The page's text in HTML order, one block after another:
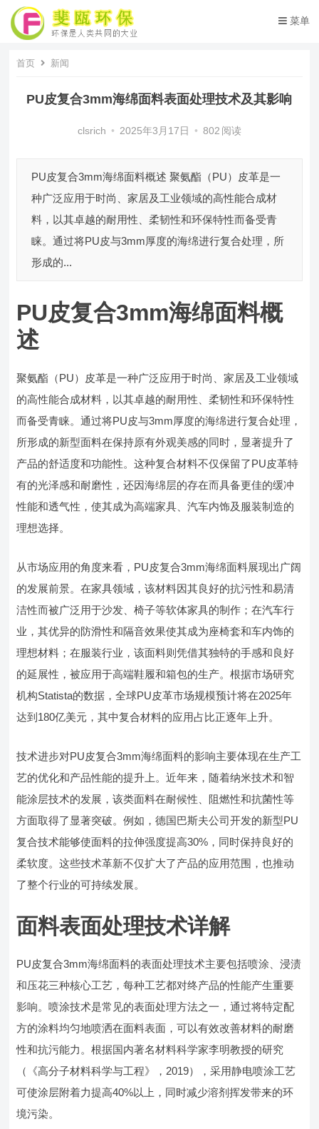
菜单
首页 新闻
PU皮复合3mm海绵面料表面处理技术及其影响
clsrich • 2025年3月17日 • 802 阅读
PU皮复合3mm海绵面料概述 聚氨酯（PU）皮革是一
种广泛应用于时尚、家居及工业领域的高性能合成材
料，以其卓越的耐用性、柔韧性和环保特性而备受青
睐。通过将PU皮与3mm厚度的海绵进行复合处理，所
形成的...
PU皮复合3mm海绵面料概
述
聚氨酯（PU）皮革是一种广泛应用于时尚、家居及工业领域
的高性能合成材料，以其卓越的耐用性、柔韧性和环保特性
而备受青睐。通过将PU皮与3mm厚度的海绵进行复合处理，
所形成的新型面料在保持原有外观美感的同时，显著提升了
产品的舒适度和功能性。这种复合材料不仅保留了PU皮革特
有的光泽感和耐磨性，还因海绵层的存在而具备更佳的缓冲
性能和透气性，使其成为高端家具、汽车内饰及服装制造的
理想选择。
从市场应用的角度来看，PU皮复合3mm海绵面料展现出广阔
的发展前景。在家具领域，该材料因其良好的抗污性和易清
洁性而被广泛用于沙发、椅子等软体家具的制作；在汽车行
业，其优异的防滑性和隔音效果使其成为座椅套和车内饰的
理想材料；在服装行业，该面料则凭借其独特的手感和良好
的延展性，被应用于高端鞋履和箱包的生产。根据市场研究
机构Statista的数据，全球PU皮革市场规模预计将在2025年
达到180亿美元，其中复合材料的应用占比正逐年上升。
技术进步对PU皮复合3mm海绵面料的影响主要体现在生产工
艺的优化和产品性能的提升上。近年来，随着纳米技术和智
能涂层技术的发展，该类面料在耐候性、阻燃性和抗菌性等
方面取得了显著突破。例如，德国巴斯夫公司开发的新型PU
复合技术能够使面料的拉伸强度提高30%，同时保持良好的
柔软度。这些技术革新不仅扩大了产品的应用范围，也推动
了整个行业的可持续发展。
面料表面处理技术详解
PU皮复合3mm海绵面料的表面处理技术主要包括喷涂、浸渍
和压花三种核心工艺，每种工艺都对终产品的性能产生重要
影响。喷涂技术是常见的表面处理方法之一，通过将特定配
方的涂料均匀地喷洒在面料表面，可以有效改善材料的耐磨
性和抗污能力。根据国内著名材料科学家李明教授的研究
（《高分子材料科学与工程》，2019），采用静电喷涂工艺
可使涂层附着力提高40%以上，同时减少溶剂挥发带来的环
境污染。